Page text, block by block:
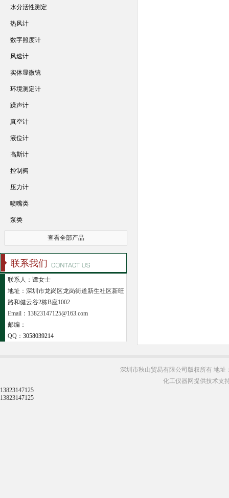
水分活性测定
热风计
数字照度计
风速计
实体显微镜
环境测定计
躁声计
真空计
液位计
高斯计
控制阀
压力计
喷嘴类
泵类
查看全部产品
联系我们
联系人：谭女士
地址：深圳市龙岗区龙岗街道新生社区新旺
路和健云谷2栋B座1002
Email：13823147125@163.com
邮编：
QQ： 3058039214
深圳市秋山贸易有限公司版权所有 地址
化工仪器网提供技术支
13823147125
13823147125